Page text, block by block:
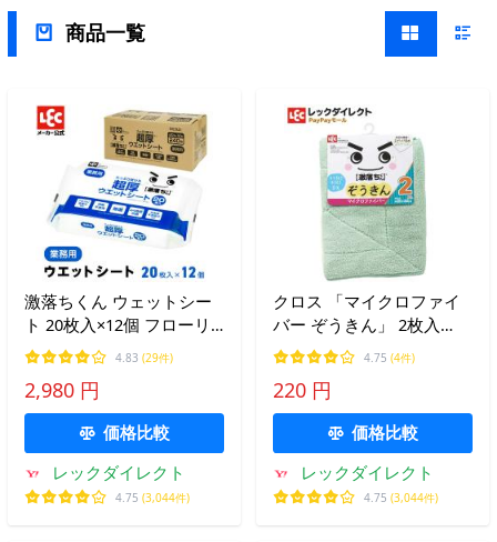
商品一覧
激落ちくん ウェットシー
ト 20枚入×12個 フローリ
ングワイパー シート フロ
ーリング 掃除 業務用 床
超厚 レック lec
4.83 (29件)
2,980 円
価格比較
レックダイレクト
4.75 (3,044件)
クロス 「マイクロファイ
バー ぞうきん」 2枚入
【激落ちクロス】 ダスタ
ー ふきん 食器拭き 台ふき
ん タオル
4.75 (4件)
220 円
価格比較
レックダイレクト
4.75 (3,044件)